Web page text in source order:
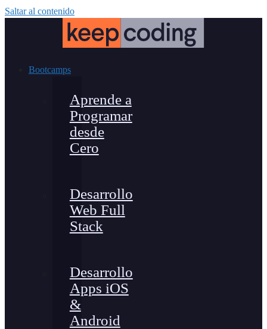
Saltar al contenido
Bootcamps
Aprende a
Programar
desde
Cero
Desarrollo
Web Full
Stack
Desarrollo
Apps iOS
&
Android